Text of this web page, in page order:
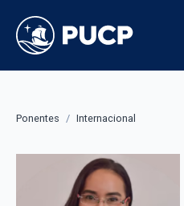
Ponentes / Internacional